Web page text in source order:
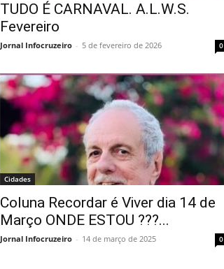
TUDO É CARNAVAL. A.L.W.S.
Fevereiro
Jornal Infocruzeiro - 5 de fevereiro de 2026 0
Cidades
Coluna Recordar é Viver dia 14 de
Março ONDE ESTOU ???...
Jornal Infocruzeiro - 14 de março de 2025 0